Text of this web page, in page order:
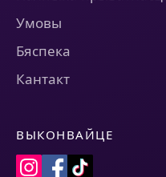
Умовы
Бяспека
Кантакт
ВЫКОНВАЙЦЕ